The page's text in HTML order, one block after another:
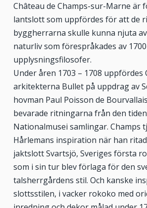
Château de Champs-sur-Marne är
lantslott som uppfördes för att de
byggherrarna skulle kunna njuta
naturliv som förespråkades av
upplysningsfilosofer.
Under åren 1703 – 1708 uppfördes
arkitekterna Bullet på uppdrag av
hovman Paul Poisson de
bevarade ritningarna från den
Nationalmusei samlingar. Champs
Hårlemans inspiration när han
jaktslott Svartsjö, Sveriges första
som i sin tur blev förlaga för den
talsherrgårdens stil. Och kanske
slottsstilen, i vacker rokoko med